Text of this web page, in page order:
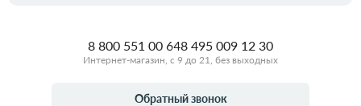
8 800 551 00 648 495 009 12 30
Интернет-магазин, с 9 до 21, без выходных
Обратный звонок